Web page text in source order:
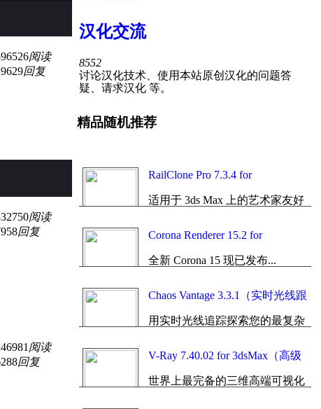
阅读
回复
阅读
回复
阅读
回复
汉化交流
8552
讨论汉化技术、使用本站原创汉化的问题答
疑、请求汉化 等。
精品随机推荐
RailClone Pro 7.3.4 for
中文专业版
适用于 3ds Max 上的艺术家友好
插件...
Corona Renderer 15.2 for
体中文智能安装版
全新 Corona 15 现已发布...
Chaos Vantage 3.3.1（实时光线跟
版）
用实时光线追踪探索您的最复杂
Vantage，再也无需等待...
V-Ray 7.40.02 for 3dsMax（高级
世界上最完备的三维高端可视化